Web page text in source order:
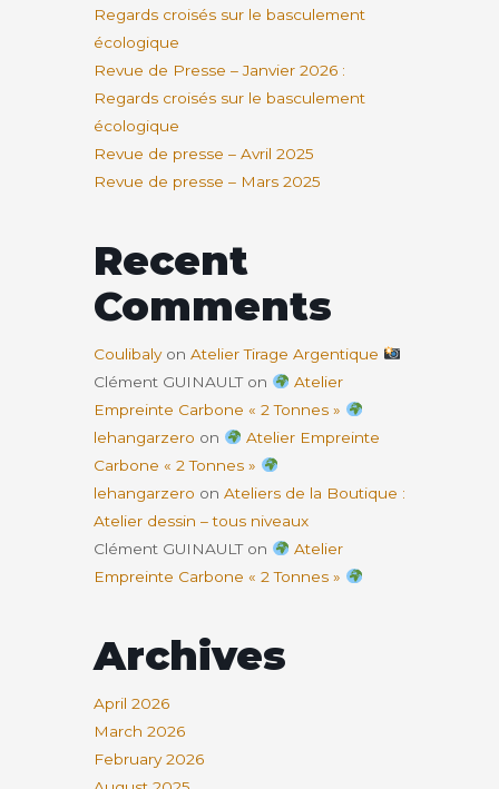
Regards croisés sur le basculement
écologique
Revue de Presse – Janvier 2026 :
Regards croisés sur le basculement
écologique
Revue de presse – Avril 2025
Revue de presse – Mars 2025
Recent
Comments
Coulibalyon Atelier Tirage Argentique
Clément GUINAULTon
Atelier
Empreinte Carbone « 2 Tonnes »
lehangarzero on
Atelier Empreinte
Carbone « 2 Tonnes »
lehangarzero on Ateliers de la Boutique :
Atelier dessin – tous niveaux
Clément GUINAULTon
Atelier
Empreinte Carbone « 2 Tonnes »
Archives
April 2026
March 2026
February 2026